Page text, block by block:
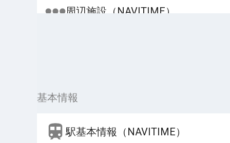
周辺施設（NAVITIME）
基本情報
駅基本情報（NAVITIME）